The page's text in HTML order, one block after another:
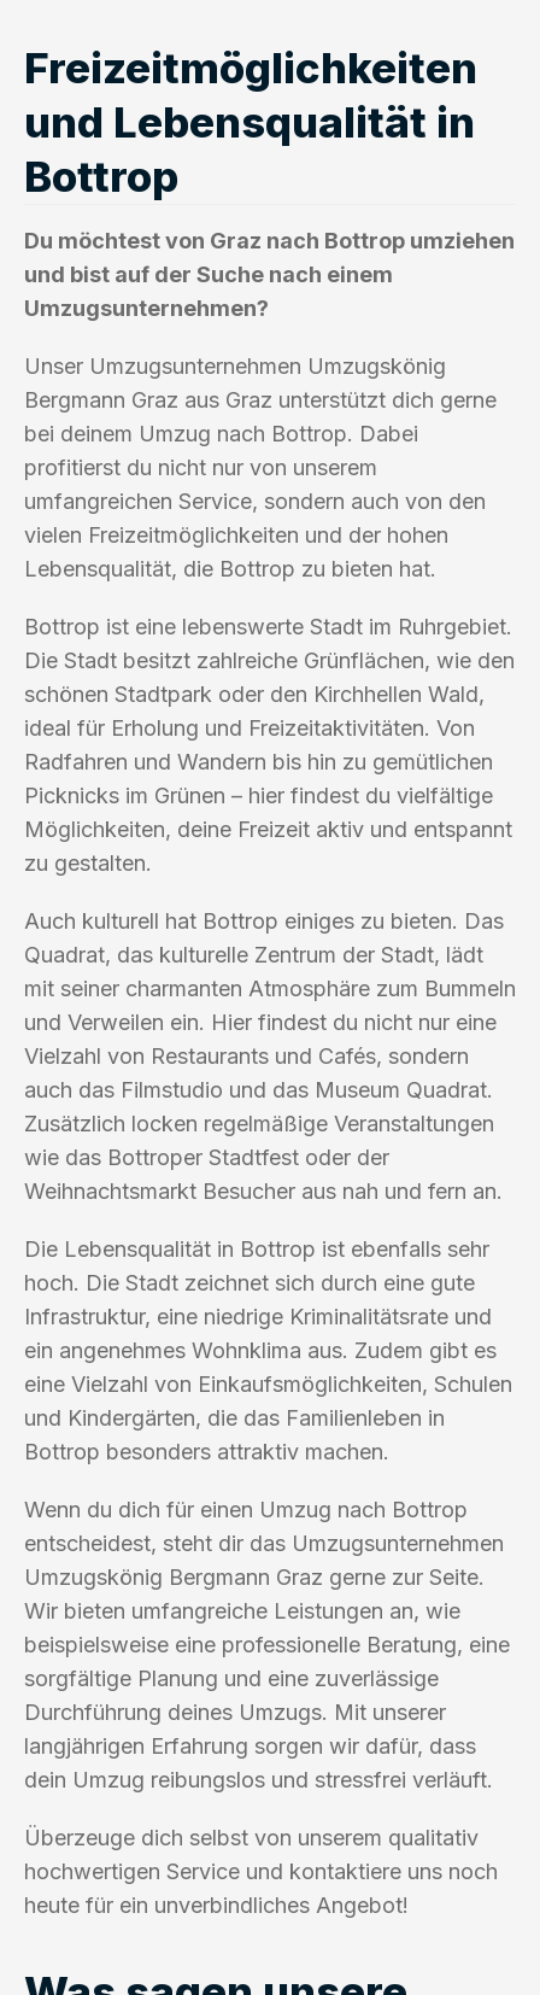
Freizeitmöglichkeiten
und Lebensqualität in
Bottrop
Du möchtest von Graz nach Bottrop umziehen
und bist auf der Suche nach einem
Umzugsunternehmen?
Unser Umzugsunternehmen Umzugskönig
Bergmann Graz aus Graz unterstützt dich gerne
bei deinem Umzug nach Bottrop. Dabei
profitierst du nicht nur von unserem
umfangreichen Service, sondern auch von den
vielen Freizeitmöglichkeiten und der hohen
Lebensqualität, die Bottrop zu bieten hat.
Bottrop ist eine lebenswerte Stadt im Ruhrgebiet.
Die Stadt besitzt zahlreiche Grünflächen, wie den
schönen Stadtpark oder den Kirchhellen Wald,
ideal für Erholung und Freizeitaktivitäten. Von
Radfahren und Wandern bis hin zu gemütlichen
Picknicks im Grünen – hier findest du vielfältige
Möglichkeiten, deine Freizeit aktiv und entspannt
zu gestalten.
Auch kulturell hat Bottrop einiges zu bieten. Das
Quadrat, das kulturelle Zentrum der Stadt, lädt
mit seiner charmanten Atmosphäre zum Bummeln
und Verweilen ein. Hier findest du nicht nur eine
Vielzahl von Restaurants und Cafés, sondern
auch das Filmstudio und das Museum Quadrat.
Zusätzlich locken regelmäßige Veranstaltungen
wie das Bottroper Stadtfest oder der
Weihnachtsmarkt Besucher aus nah und fern an.
Die Lebensqualität in Bottrop ist ebenfalls sehr
hoch. Die Stadt zeichnet sich durch eine gute
Infrastruktur, eine niedrige Kriminalitätsrate und
ein angenehmes Wohnklima aus. Zudem gibt es
eine Vielzahl von Einkaufsmöglichkeiten, Schulen
und Kindergärten, die das Familienleben in
Bottrop besonders attraktiv machen.
Wenn du dich für einen Umzug nach Bottrop
entscheidest, steht dir das Umzugsunternehmen
Umzugskönig Bergmann Graz gerne zur Seite.
Wir bieten umfangreiche Leistungen an, wie
beispielsweise eine professionelle Beratung, eine
sorgfältige Planung und eine zuverlässige
Durchführung deines Umzugs. Mit unserer
langjährigen Erfahrung sorgen wir dafür, dass
dein Umzug reibungslos und stressfrei verläuft.
Überzeuge dich selbst von unserem qualitativ
hochwertigen Service und kontaktiere uns noch
heute für ein unverbindliches Angebot!